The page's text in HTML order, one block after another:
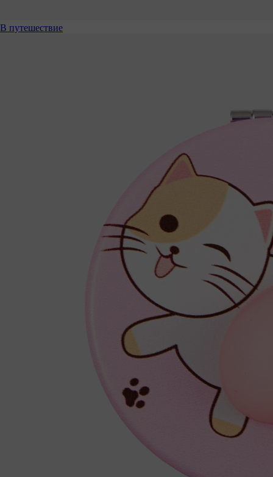
В путешествие